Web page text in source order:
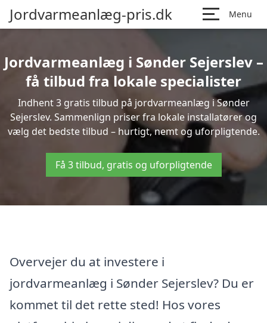
Jordvarmeanlæg-pris.dk Menu
Jordvarmeanlæg i Sønder Sejerslev –
få tilbud fra lokale specialister
Indhent 3 gratis tilbud på jordvarmeanlæg i Sønder
Sejerslev. Sammenlign priser fra lokale installatører og
vælg det bedste tilbud – hurtigt, nemt og uforpligtende.
Få 3 tilbud, gratis og uforpligtende
Overvejer du at investere i
jordvarmeanlæg i Sønder Sejerslev? Du er
kommet til det rette sted! Hos vores